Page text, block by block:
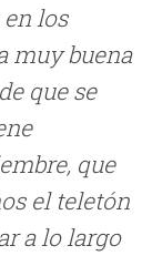
los
muy buena
que se
que
el teletón
a lo largo